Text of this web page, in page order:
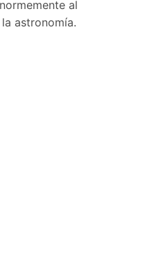
al
astronomía.